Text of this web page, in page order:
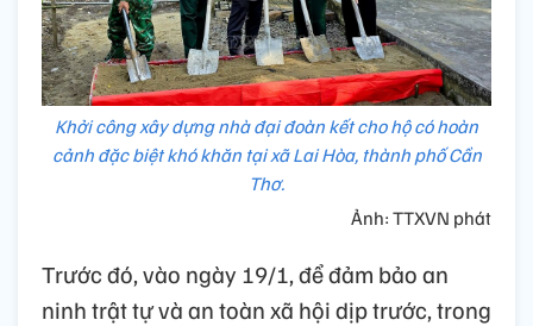
Khởi công xây dựng nhà đại đoàn kết cho hộ có hoàn
cảnh đặc biệt khó khăn tại xã Lai Hòa, thành phố Cần
Thơ.
Ảnh: TTXVN phát
Trước đó, vào ngày 19/1, để đảm bảo an
ninh trật tự và an toàn xã hội dịp trước, trong